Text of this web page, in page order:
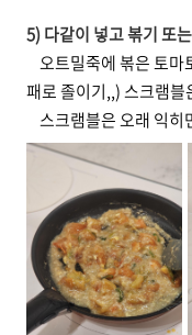
5) 다같이 넣고 볶기 또
오트밀죽에 볶은 토마
패로 졸이기,,) 스크램블
스크램블은 오래 익히